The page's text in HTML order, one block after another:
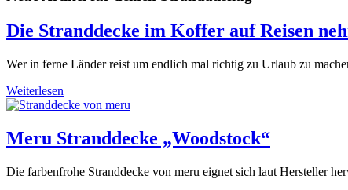
Die Stranddecke im Koffer auf Reisen
Wer in ferne Länder reist um endlich mal richtig zu Urlaub zu
Weiterlesen
Meru Stranddecke „Woodstock“
Die farbenfrohe Stranddecke von meru eignet sich laut Hersteller